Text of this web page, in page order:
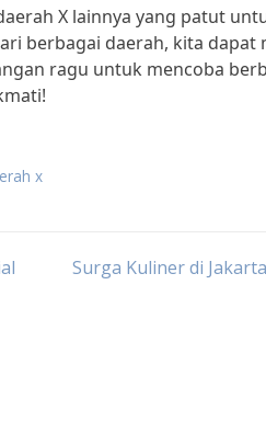
X lainnya yang patut
berbagai daerah, kita dapat
ragu untuk mencoba
x
Surga Kuliner di